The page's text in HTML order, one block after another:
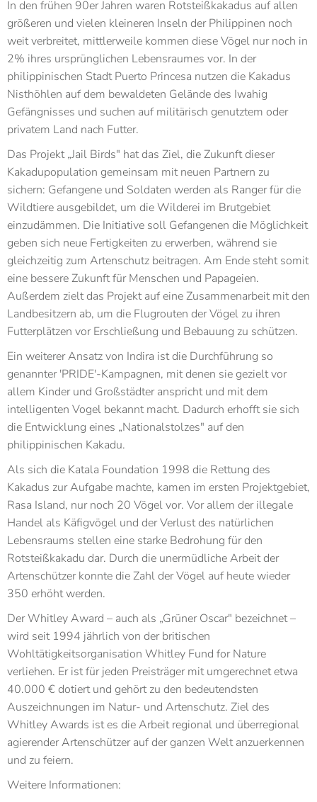
In den frühen 90er Jahren waren Rotsteißkakadus auf allen
größeren und vielen kleineren Inseln der Philippinen noch
weit verbreitet, mittlerweile kommen diese Vögel nur noch in
2% ihres ursprünglichen Lebensraumes vor. In der
philippinischen Stadt Puerto Princesa nutzen die Kakadus
Nisthöhlen auf dem bewaldeten Gelände des Iwahig
Gefängnisses und suchen auf militärisch genutztem oder
privatem Land nach Futter.
Das Projekt „Jail Birds" hat das Ziel, die Zukunft dieser
Kakadupopulation gemeinsam mit neuen Partnern zu
sichern: Gefangene und Soldaten werden als Ranger für die
Wildtiere ausgebildet, um die Wilderei im Brutgebiet
einzudämmen. Die Initiative soll Gefangenen die Möglichkeit
geben sich neue Fertigkeiten zu erwerben, während sie
gleichzeitig zum Artenschutz beitragen. Am Ende steht somit
eine bessere Zukunft für Menschen und Papageien.
Außerdem zielt das Projekt auf eine Zusammenarbeit mit den
Landbesitzern ab, um die Flugrouten der Vögel zu ihren
Futterplätzen vor Erschließung und Bebauung zu schützen.
Ein weiterer Ansatz von Indira ist die Durchführung so
genannter 'PRIDE'-Kampagnen, mit denen sie gezielt vor
allem Kinder und Großstädter anspricht und mit dem
intelligenten Vogel bekannt macht. Dadurch erhofft sie sich
die Entwicklung eines „Nationalstolzes" auf den
philippinischen Kakadu.
Als sich die Katala Foundation 1998 die Rettung des
Kakadus zur Aufgabe machte, kamen im ersten Projektgebiet,
Rasa Island, nur noch 20 Vögel vor. Vor allem der illegale
Handel als Käfigvögel und der Verlust des natürlichen
Lebensraums stellen eine starke Bedrohung für den
Rotsteißkakadu dar. Durch die unermüdliche Arbeit der
Artenschützer konnte die Zahl der Vögel auf heute wieder
350 erhöht werden.
Der Whitley Award – auch als „Grüner Oscar" bezeichnet –
wird seit 1994 jährlich von der britischen
Wohltätigkeitsorganisation Whitley Fund for Nature
verliehen. Er ist für jeden Preisträger mit umgerechnet etwa
40.000 € dotiert und gehört zu den bedeutendsten
Auszeichnungen im Natur- und Artenschutz. Ziel des
Whitley Awards ist es die Arbeit regional und überregional
agierender Artenschützer auf der ganzen Welt anzuerkennen
und zu feiern.
Weitere Informationen: